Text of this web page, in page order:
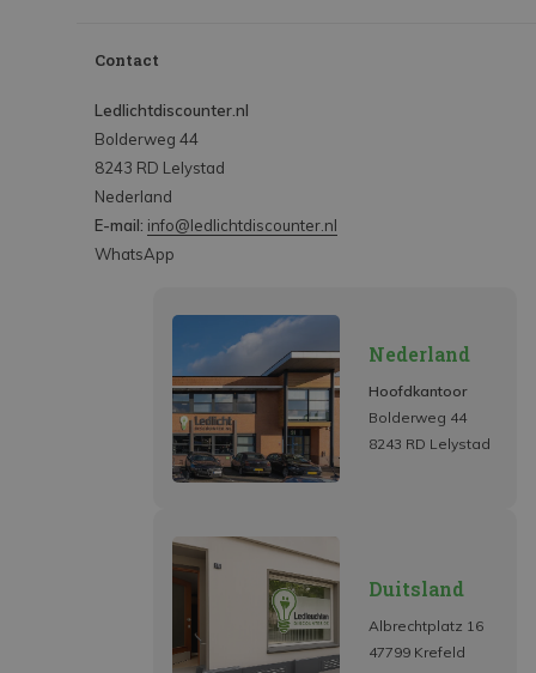
Contact
Ledlichtdiscounter.nl
Bolderweg 44
8243 RD Lelystad
Nederland
E-mail: info@ledlichtdiscounter.nl
WhatsApp
Nederland
Hoofdkantoor
Bolderweg 44
8243 RD Lelystad
Duitsland
Albrechtplatz 16
47799 Krefeld